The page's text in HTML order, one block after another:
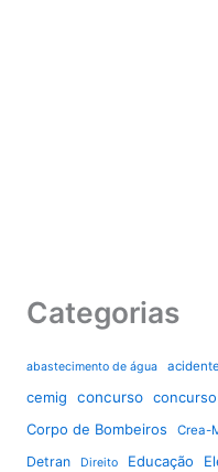
Categorias
abastecimento de água acidente
cemig concurso
Corpo de Bombeiros
Crea-
Detran Direito Educação